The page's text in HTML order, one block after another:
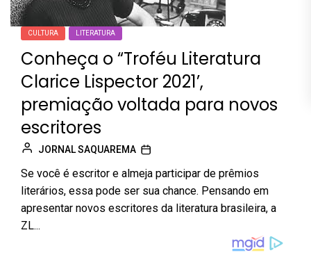
CULTURA LITERATURA
Conheça o “Troféu Literatura
Clarice Lispector 2021’,
premiação voltada para novos
escritores
JORNAL SAQUAREMA
Se você é escritor e almeja participar de prêmios
literários, essa pode ser sua chance. Pensando em
apresentar novos escritores da literatura brasileira, a
ZL...